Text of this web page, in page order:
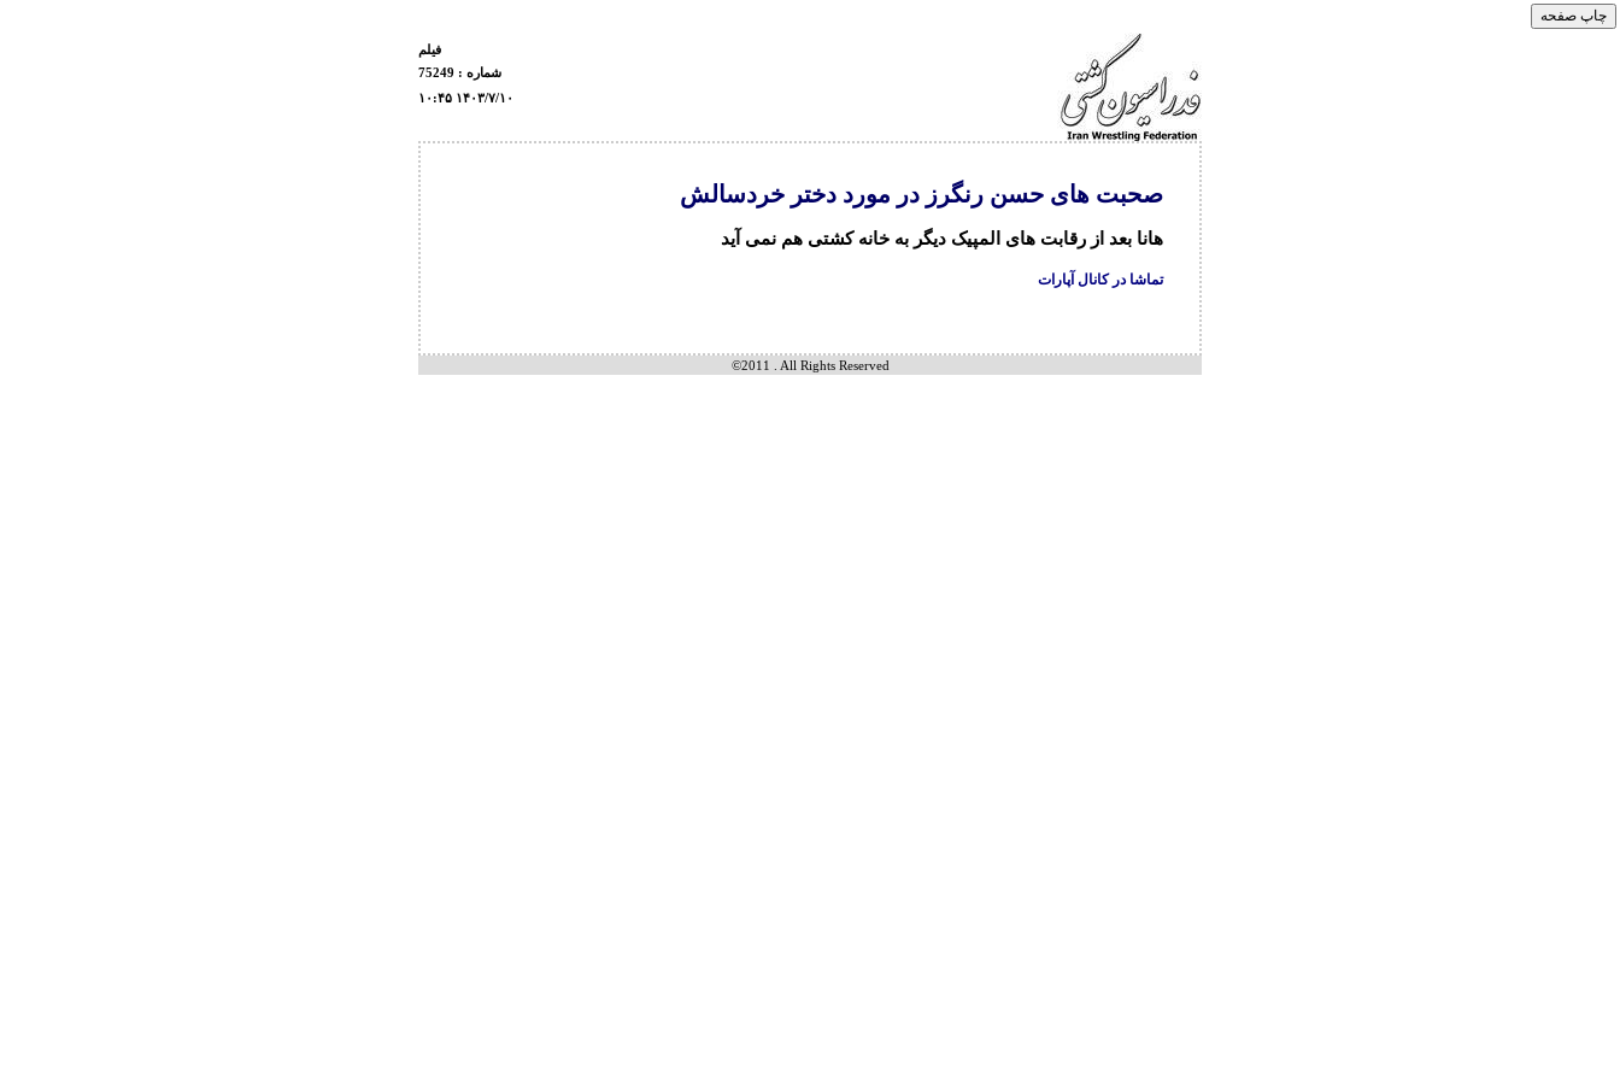
فيلم
شماره : 75249
۱۰:۴۵ ۱۴۰۳/۷/۱۰
صحبت های حسن رنگرز در مورد دختر خردسالش
هانا بعد از رقابت های المپیک دیگر به خانه کشتی هم نمی آید
تماشا در کانال آپارات
©2011 . All Rights Reserved